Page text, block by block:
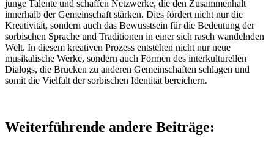
junge Talente und schaffen Netzwerke, die den Zusammenhalt
innerhalb der Gemeinschaft stärken. Dies fördert nicht nur die
Kreativität, sondern auch das Bewusstsein für die Bedeutung der
sorbischen Sprache und Traditionen in einer sich rasch wandelnden
Welt. In diesem kreativen Prozess entstehen nicht nur neue
musikalische Werke, sondern auch Formen des interkulturellen
Dialogs, die Brücken zu anderen Gemeinschaften schlagen und
somit die Vielfalt der sorbischen Identität bereichern.
Weiterführende andere Beiträge: